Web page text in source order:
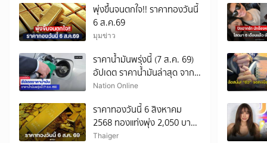
พุ่งขึ้นจนตกใจ!! ราคาทองวันนี้
6 ส.ค.69
มุมข่าว
ราคาน้ำมันพรุ่งนี้ (7 ส.ค. 69)
อัปเดต ราคาน้ำมันล่าสุด จาก
ปั๊มใหญ่
Nation Online
ราคาทองวันนี้ 6 สิงหาคม
2568 ทองแท่งพุ่ง 2,050 บาท
เช็กราคาทองแท่ง ทองรูป
Thaiger